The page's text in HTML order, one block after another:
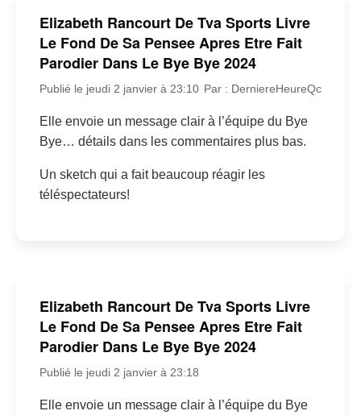
Elizabeth Rancourt De Tva Sports Livre
Le Fond De Sa Pensee Apres Etre Fait
Parodier Dans Le Bye Bye 2024
Publié le jeudi 2 janvier à 23:10 Par : DerniereHeureQc
Elle envoie un message clair à l’équipe du Bye
Bye… détails dans les commentaires plus bas.
Un sketch qui a fait beaucoup réagir les
téléspectateurs!
Elizabeth Rancourt De Tva Sports Livre
Le Fond De Sa Pensee Apres Etre Fait
Parodier Dans Le Bye Bye 2024
Publié le jeudi 2 janvier à 23:18
Elle envoie un message clair à l’équipe du Bye